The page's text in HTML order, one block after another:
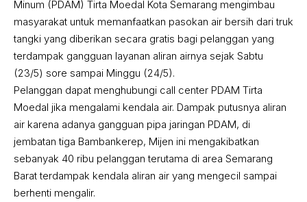
Minum (PDAM) Tirta Moedal Kota Semarang mengimbau
masyarakat untuk memanfaatkan pasokan air bersih dari truk
tangki yang diberikan secara gratis bagi pelanggan yang
terdampak gangguan layanan aliran airnya sejak Sabtu
(23/5) sore sampai Minggu (24/5).
Pelanggan dapat menghubungi call center PDAM Tirta
Moedal jika mengalami kendala air. Dampak putusnya aliran
air karena adanya gangguan pipa jaringan PDAM, di
jembatan tiga Bambankerep, Mijen ini mengakibatkan
sebanyak 40 ribu pelanggan terutama di area Semarang
Barat terdampak kendala aliran air yang mengecil sampai
berhenti mengalir.